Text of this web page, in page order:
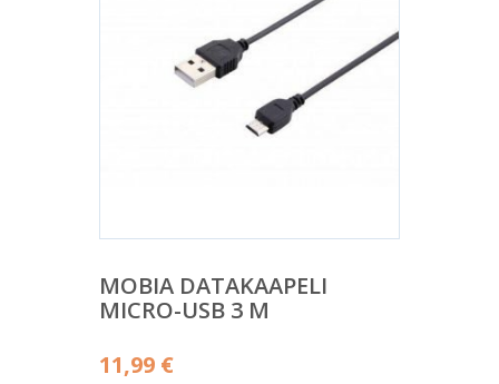
MOBIA DATAKAAPELI
MICRO-USB 3 M
11,99 €